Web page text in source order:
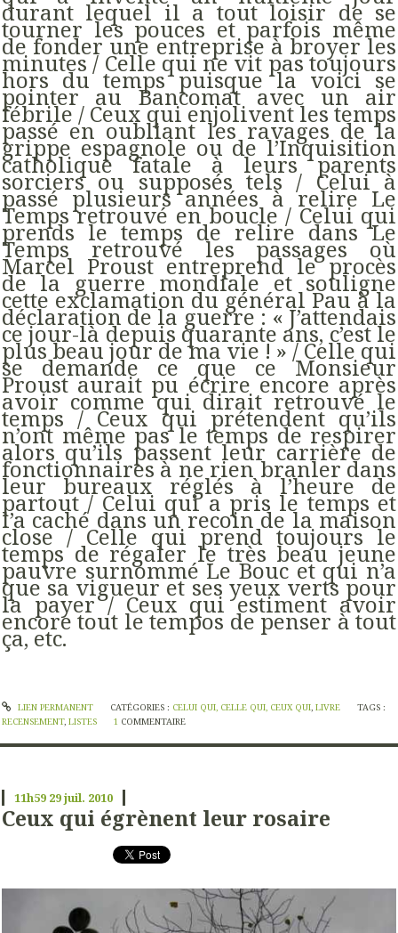
durant lequel il a tout loisir de se
tourner les pouces et parfois même
de fonder une entreprise à broyer les
minutes / Celle qui ne vit pas toujours
hors du temps puisque la voici se
pointer au Bancomat avec un air
fébrile / Ceux qui enjolivent les temps
passé en oubliant les ravages de la
grippe espagnole ou de l’Inquisition
catholique fatale à leurs parents
sorciers ou supposés tels / Celui à
passé plusieurs années à relire Le
Temps retrouvé en boucle / Celui qui
prends le temps de relire dans Le
Temps retrouvé les passages où
Marcel Proust entreprend le procès
de la guerre mondiale et souligne
cette exclamation du général Pau à la
déclaration de la guerre : « J’attendais
ce jour-là depuis quarante ans, c’est le
plus beau jour de ma vie ! » / Celle qui
se demande ce que ce Monsieur
Proust aurait pu écrire encore après
avoir comme qui dirait retrouvé le
temps / Ceux qui prétendent qu’ils
n’ont même pas le temps de respirer
alors qu’ils passent leur carrière de
fonctionnaires à ne rien branler dans
leur bureaux réglés à l’heure de
partout / Celui qui a pris le temps et
l’a caché dans un recoin de la maison
close / Celle qui prend toujours le
temps de régaler le très beau jeune
pauvre surnommé Le Bouc et qui n’a
que sa vigueur et ses yeux verts pour
la payer / Ceux qui estiment avoir
encore tout le tempos de penser à tout
ça, etc.
LIEN PERMANENT CATÉGORIES : CELUI QUI, CELLE QUI, CEUX QUI, LIVRE
TAGS :
RECENSEMENT, LISTES 1 COMMENTAIRE
11h59 29juil. 2010
Ceux qui égrènent leur rosaire